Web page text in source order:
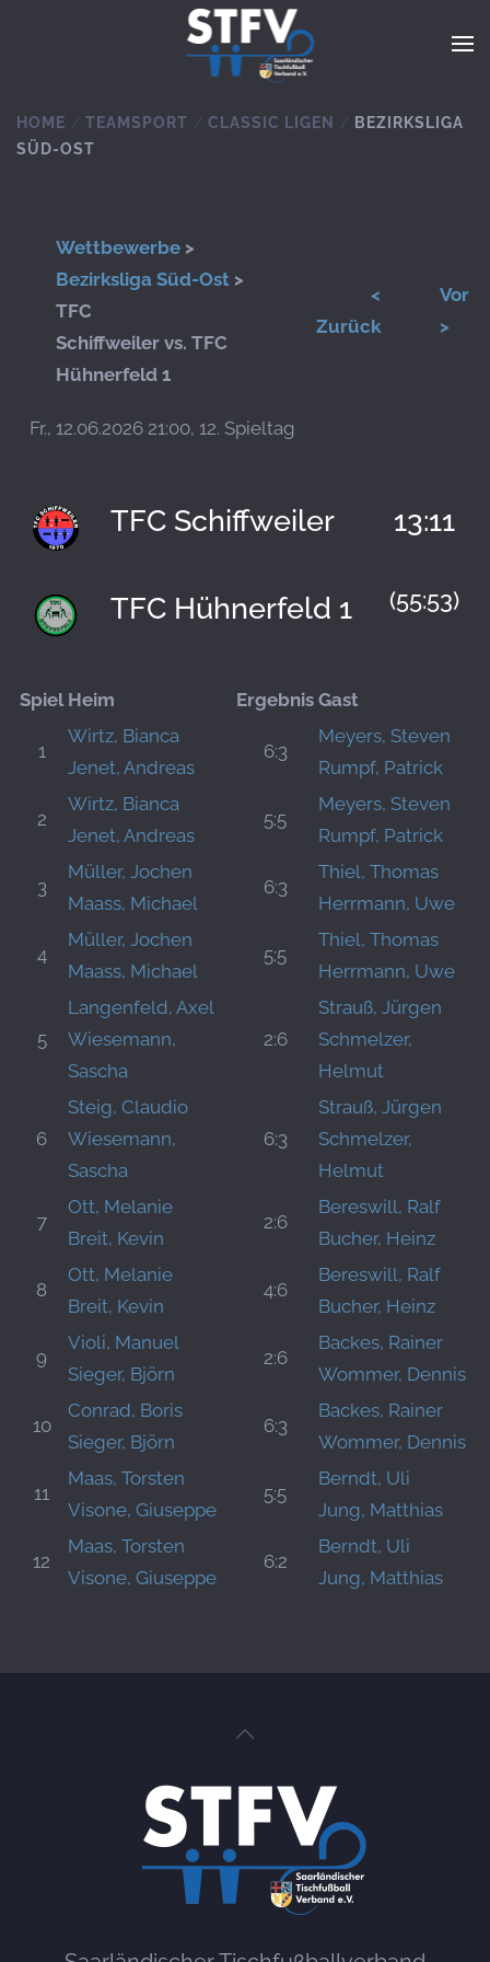
Zum Hauptinhalt springen
HOME TEAMSPORT CLASSIC LIGEN
BEZIRKSLIGA
SÜD-OST
Wettbewerbe >
Bezirksliga Süd-Ost >
TFC
Schiffweiler vs. TFC
Hühnerfeld 1
<
Zurück
Vor
>
Fr., 12.06.2026 21:00, 12. Spieltag
TFC Schiffweiler 13:11
(55:53)
TFC Hühnerfeld 1
Spiel Heim Ergebnis Gast
1
Wirtz, Bianca
Jenet, Andreas
6:3
Meyers, Steven
Rumpf, Patrick
2
Wirtz, Bianca
Jenet, Andreas
5:5
Meyers, Steven
Rumpf, Patrick
3
Müller, Jochen
Maass, Michael
6:3
Thiel, Thomas
Herrmann, Uwe
4
Müller, Jochen
Maass, Michael
5:5
Thiel, Thomas
Herrmann, Uwe
5
Langenfeld, Axel
Wiesemann,
Sascha
2:6
Strauß, Jürgen
Schmelzer,
Helmut
6
Steig, Claudio
Wiesemann,
Sascha
6:3
Strauß, Jürgen
Schmelzer,
Helmut
7
Ott, Melanie
Breit, Kevin
2:6
Bereswill, Ralf
Bucher, Heinz
8
Ott, Melanie
Breit, Kevin
4:6
Bereswill, Ralf
Bucher, Heinz
9
Violi, Manuel
Sieger, Björn
2:6
Backes, Rainer
Wommer, Dennis
10
Conrad, Boris
Sieger, Björn
6:3
Backes, Rainer
Wommer, Dennis
11
Maas, Torsten
Visone, Giuseppe
5:5
Berndt, Uli
Jung, Matthias
12
Maas, Torsten
Visone, Giuseppe
6:2
Berndt, Uli
Jung, Matthias